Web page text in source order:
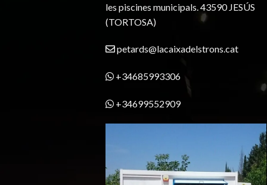
les piscines municipals. 43590 JESÚS
(TORTOSA)
petards@lacaixadelstrons.cat
+34685993306
+34699552909